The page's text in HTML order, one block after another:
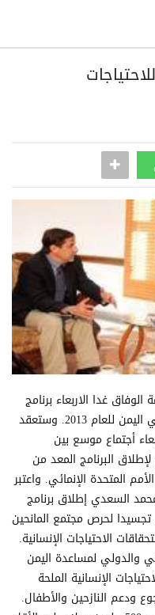
غدا الاربعاء برنامج
الاستجابة الدولية للاحتياجات الإنسانية في اليمن للعام 2013. وستعقد
أجتماع موسع بين
البرنامج المعد من
المتحدة الإنمائي. واعتبر
السعدي إطلاق برنامج
تجسيدا لحرص مجتمع المانحين
الاحتياجات الإنسانية.
والدولي لمساعدة اليمن
الإنسانية الملحة
ودعم النازحين والأطفال.